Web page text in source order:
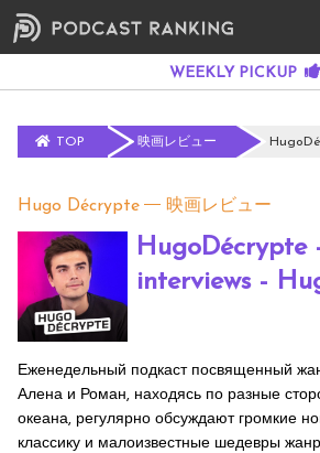
TOP 映画レビュー
Hugo Décrypte 映画レビュー
HugoDécrypte
interviews -
Еженедельный подкаст посвященный
Алена и Роман, находясь по разные
океана, регулярно обсуждают громкие
классику и малоизвестные шедевры